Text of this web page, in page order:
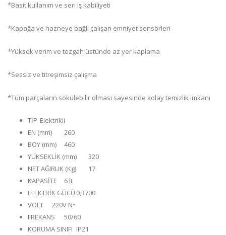
*Basit kullanım ve seri iş kabiliyeti
*Kapağa ve hazneye bağlı çalışan emniyet sensörleri
*Yüksek verim ve tezgah üstünde az yer kaplama
*Sessiz ve titreşimsiz çalışma
*Tüm parçaların sökülebilir olması sayesinde kolay temizlik imkanı
TİP Elektrikli
EN (mm)
260
BOY (mm)
460
YÜKSEKLİK (mm)
320
NET AĞIRLIK (Kg)
17
KAPASİTE
6 lt
ELEKTRİK GÜCÜ 0,3700
VOLT
220V N~
FREKANS
50/60
KORUMA SINIFI IP21